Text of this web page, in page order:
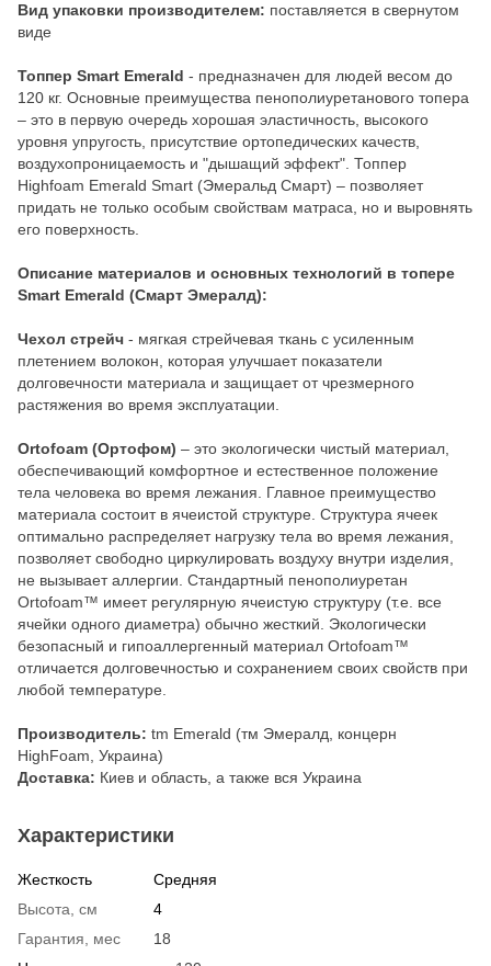
Вид упаковки производителем: поставляется в свернутом
виде
Топпер Smart Emerald - предназначен для людей весом до
120 кг. Основные преимущества пенополиуретанового топера
– это в первую очередь хорошая эластичность, высокого
уровня упругость, присутствие ортопедических качеств,
воздухопроницаемость и "дышащий эффект". Топпер
Highfoam Emerald Smart (Эмеральд Смарт) – позволяет
придать не только особым свойствам матраса, но и выровнять
его поверхность.
Описание материалов и основных технологий в топере
Smart Emerald (Смарт Эмералд):
Чехол стрейч - мягкая стрейчевая ткань с усиленным
плетением волокон, которая улучшает показатели
долговечности материала и защищает от чрезмерного
растяжения во время эксплуатации.
Ortofoam (Ортофом) – это экологически чистый материал,
обеспечивающий комфортное и естественное положение
тела человека во время лежания. Главное преимущество
материала состоит в ячеистой структуре. Структура ячеек
оптимально распределяет нагрузку тела во время лежания,
позволяет свободно циркулировать воздуху внутри изделия,
не вызывает аллергии. Стандартный пенополиуретан
Ortofoam™ имеет регулярную ячеистую структуру (т.е. все
ячейки одного диаметра) обычно жесткий. Экологически
безопасный и гипоаллергенный материал Ortofoam™
отличается долговечностью и сохранением своих свойств при
любой температуре.
Производитель: tm Emerald (тм Эмералд, концерн
HighFoam, Украина)
Доставка: Киев и область, а также вся Украина
Характеристики
Жесткость
Средняя
Высота, см
4
Гарантия, мес
18